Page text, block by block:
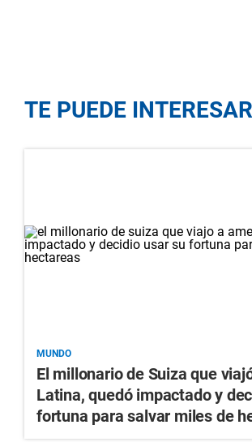
TE PUEDE INTERESAR
MUNDO
El millonario de Suiza que
Latina, quedó impactado y
fortuna para salvar miles de